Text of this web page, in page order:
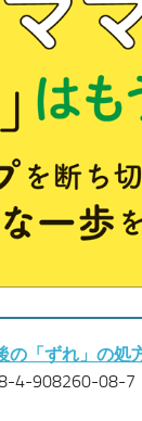
「ずれ」の処
4-908260-08-7